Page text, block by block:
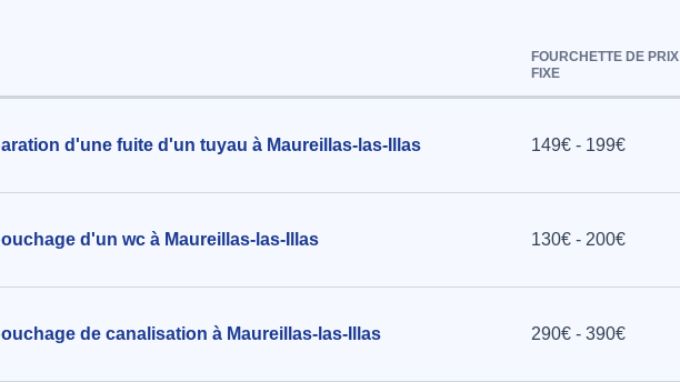
ballon d'eau chaude :
remplacement de la
de Mas Llarguet à L'Albère
à 23:43
evier
FOURCHETTE DE PRIX
FIXE
d'une fuite d'un tuyau à Maureillas-las-Illas 149€ - 199€
d'un wc à Maureillas-las-Illas 130€ - 200€
de canalisation à Maureillas-las-Illas 290€ - 390€